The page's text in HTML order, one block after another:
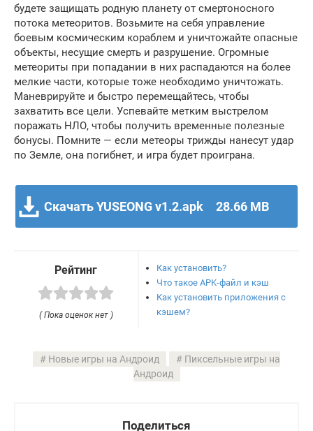
будете защищать родную планету от смертоносного
потока метеоритов. Возьмите на себя управление
боевым космическим кораблем и уничтожайте опасные
объекты, несущие смерть и разрушение. Огромные
метеориты при попадании в них распадаются на более
мелкие части, которые тоже необходимо уничтожать.
Маневрируйте и быстро перемещайтесь, чтобы
захватить все цели. Успевайте метким выстрелом
поражать НЛО, чтобы получить временные полезные
бонусы. Помните — если метеоры трижды нанесут удар
по Земле, она погибнет, и игра будет проиграна.
Скачать YUSEONG v1.2.apk 28.66 MB
Рейтинг
( Пока оценок нет )
Как установить?
Что такое APK-файл и кэш
Как установить приложения с
кэшем?
Новые игры на Андроид
Пиксельные игры на
Андроид
Поделиться